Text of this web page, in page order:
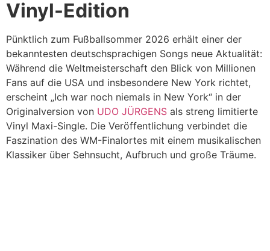
Vinyl-Edition
Pünktlich zum Fußballsommer 2026 erhält einer der
bekanntesten deutschsprachigen Songs neue Aktualität:
Während die Weltmeisterschaft den Blick von Millionen
Fans auf die USA und insbesondere New York richtet,
erscheint „Ich war noch niemals in New York“ in der
Originalversion von UDO JÜRGENS als streng limitierte
Vinyl Maxi-Single. Die Veröffentlichung verbindet die
Faszination des WM-Finalortes mit einem musikalischen
Klassiker über Sehnsucht, Aufbruch und große Träume.